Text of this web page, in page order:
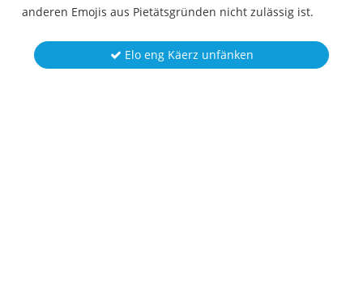
anderen Emojis aus Pietätsgründen nicht zulässig ist.
Elo eng Käerz unfänken